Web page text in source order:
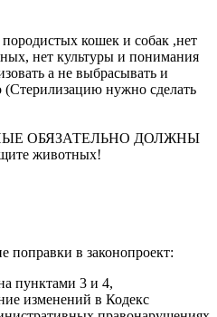
кошек и собак ,нет
нет культуры и понимания
а не выбрасывать и
(Стерилизацию нужно сделать
ОБЯЗАТЕЛЬНО ДОЛЖНЫ
животных!
в законопроект:
пунктами 3 и 4,
изменений в Кодекс